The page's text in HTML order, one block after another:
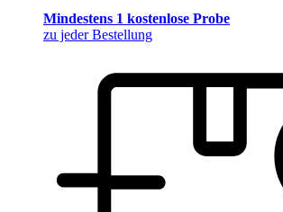
Mindestens 1 kostenlose Probe
zu jeder Bestellung